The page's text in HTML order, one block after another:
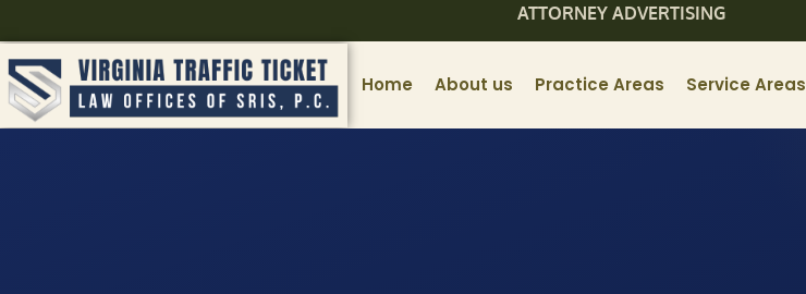
ATTORNEY ADVERTISING
Home About us Practice Areas Service Areas